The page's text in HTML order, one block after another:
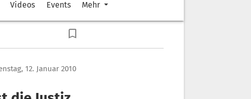
Videos Events Mehr
12. Januar 2010